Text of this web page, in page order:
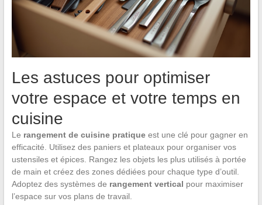
Les astuces pour optimiser
votre espace et votre temps en
cuisine
Le rangement de cuisine pratiqueest une clé pour gagner en
efficacité. Utilisez des paniers et plateaux pour organiser vos
ustensiles et épices. Rangez les objets les plus utilisés à portée
de main et créez des zones dédiées pour chaque type d’outil.
Adoptez des systèmes de rangement vertical pour maximiser
l’espace sur vos plans de travail.